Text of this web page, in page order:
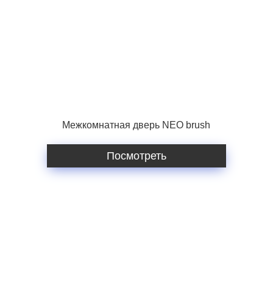
Межкомнатная дверь NEO brush
Посмотреть